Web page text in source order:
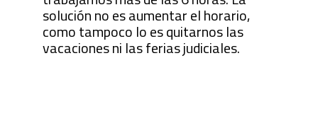
solución no es aumentar el horario,
como tampoco lo es quitarnos las
vacaciones ni las ferias judiciales.